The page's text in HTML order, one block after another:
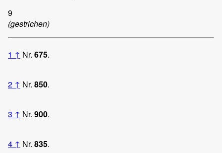
9
(gestrichen)
1 ↑ Nr. 675.
2 ↑ Nr. 850.
3 ↑ Nr. 900.
4 ↑ Nr. 835.